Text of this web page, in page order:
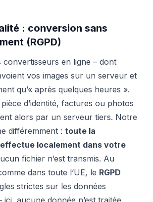
: conversion sans
(RGPD)
convertisseurs en ligne – dont
vos images sur un serveur et
qu’« après quelques heures ».
d’identité, factures ou photos
alors par un serveur tiers. Notre
différemment : toute la
localement dans votre
fichier n’est transmis. Au
dans toute l’UE, le RGPD
strictes sur les données
aucune donnée n’est traitée.